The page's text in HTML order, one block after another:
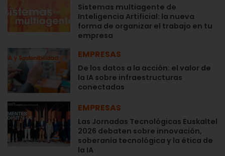
Sistemas multiagente de
Inteligencia Artificial: la nueva
forma de organizar el trabajo en tu
empresa
EMPRESAS
De los datos a la acción: el valor de
la IA sobre infraestructuras
conectadas
EMPRESAS
Las Jornadas Tecnológicas Euskaltel
2026 debaten sobre innovación,
soberanía tecnológica y la ética de
la IA